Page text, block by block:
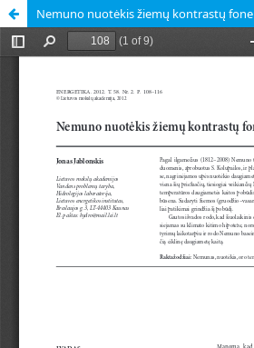
Nemuno nuotėkis žiemų kontrastų fone